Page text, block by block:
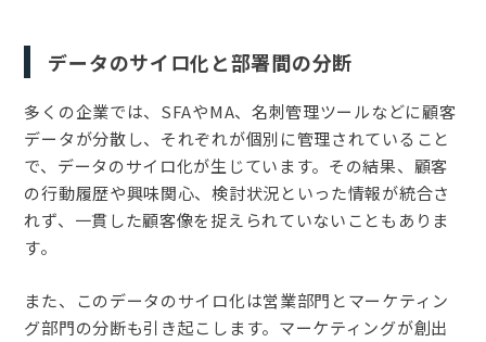
データのサイロ化と部署間の分断
多くの企業では、SFAやMA、名刺管理ツールなどに顧客
データが分散し、それぞれが個別に管理されていること
で、データのサイロ化が生じています。その結果、顧客
の行動履歴や興味関心、検討状況といった情報が統合さ
れず、一貫した顧客像を捉えられていないこともありま
す。
また、このデータのサイロ化は営業部門とマーケティン
グ部門の分断も引き起こします。マーケティングが創出